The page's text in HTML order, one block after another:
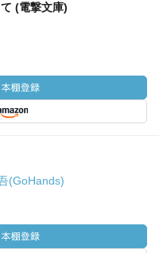
(電撃文庫)
(GoHands)